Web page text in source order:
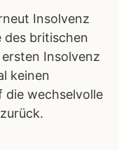
Insolvenz
des britischen
Insolvenz
keinen
die wechselvolle